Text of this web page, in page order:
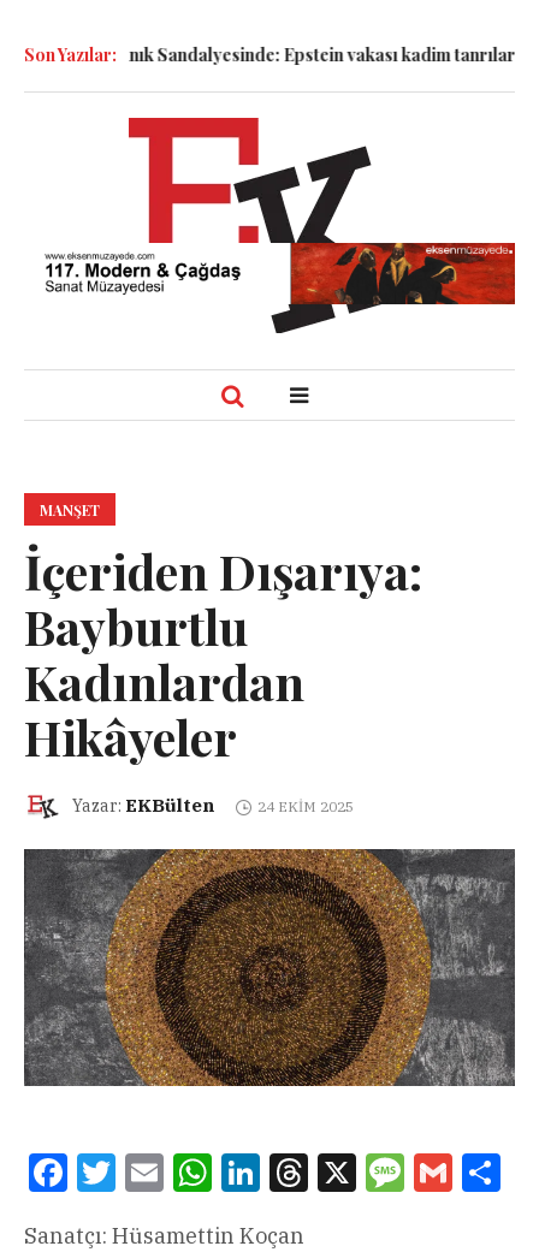
Son Yazılar:
Sanık Sandalyesinde: Epstein vakası kadim tanrıları nasıl
MANŞET
İçeriden Dışarıya:
Bayburtlu
Kadınlardan
Hikâyeler
Yazar: EKBülten 24 EKIM 2025
FacebookTwitterEmail WhatsAppLinkedInThreads
X Message
Gmail
Sanatçı: Hüsamettin Koçan